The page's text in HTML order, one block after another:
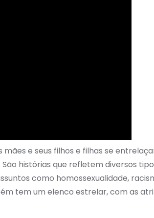
e seus filhos e filhas se
histórias que refletem diversos
como homossexualidade,
tem um elenco estrelar, com as